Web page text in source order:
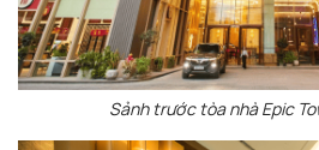
Sảnh trước tòa nhà Epic